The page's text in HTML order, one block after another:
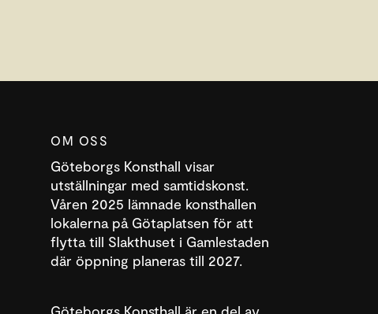
OM OSS
Göteborgs Konsthall visar
utställningar med samtidskonst.
Våren 2025 lämnade konsthallen
lokalerna på Götaplatsen för att
flytta till Slakthuset i Gamlestaden
där öppning planeras till 2027.